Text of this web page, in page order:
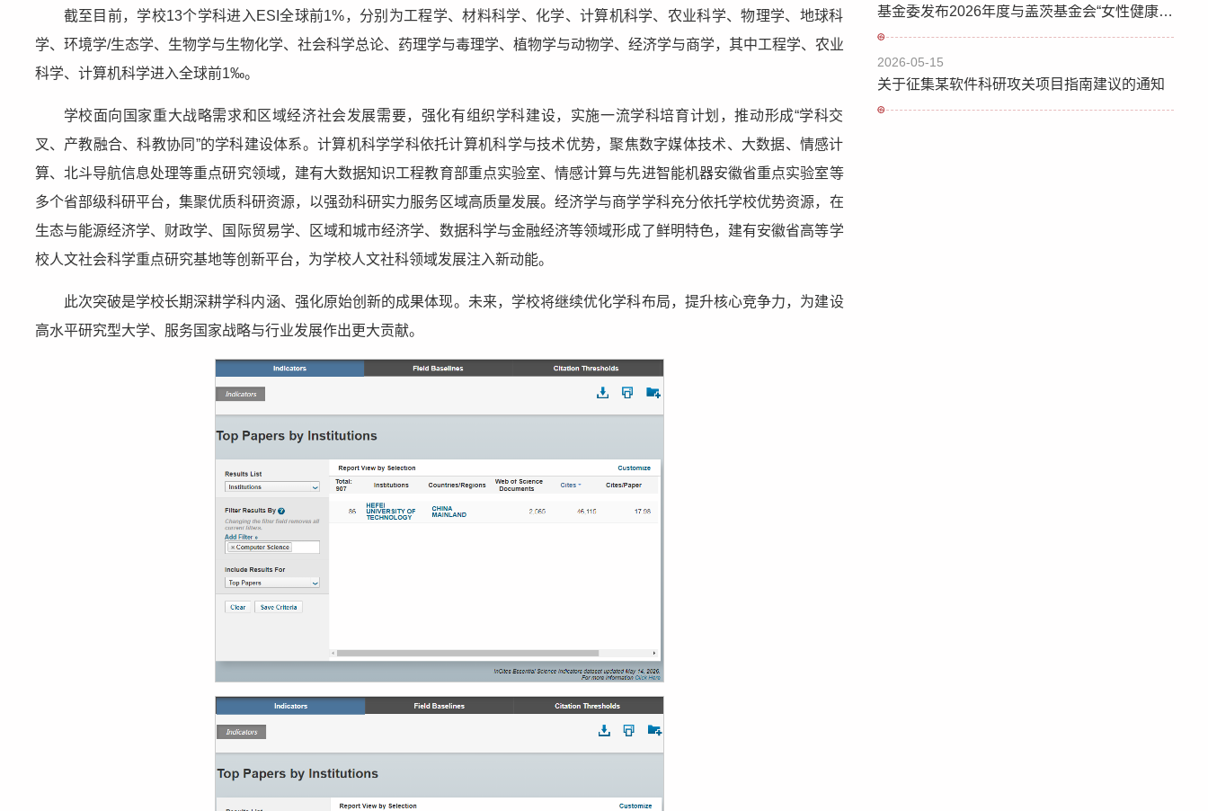
截至目前，学校13个学科进入ESI全球前1%，分别为工程学、材料科学、化学、计算机科学、农业科学、物理学、地球科
学、环境学/生态学、生物学与生物化学、社会科学总论、药理学与毒理学、植物学与动物学、经济学与商学，其中工程学、农业
科学、计算机科学进入全球前1‰。
学校面向国家重大战略需求和区域经济社会发展需要，强化有组织学科建设，实施一流学科培育计划，推动形成“学科交
叉、产教融合、科教协同”的学科建设体系。计算机科学学科依托计算机科学与技术优势，聚焦数字媒体技术、大数据、情感计
算、北斗导航信息处理等重点研究领域，建有大数据知识工程教育部重点实验室、情感计算与先进智能机器安徽省重点实验室等
多个省部级科研平台，集聚优质科研资源，以强劲科研实力服务区域高质量发展。经济学与商学学科充分依托学校优势资源，在
生态与能源经济学、财政学、国际贸易学、区域和城市经济学、数据科学与金融经济等领域形成了鲜明特色，建有安徽省高等学
校人文社会科学重点研究基地等创新平台，为学校人文社科领域发展注入新动能。
此次突破是学校长期深耕学科内涵、强化原始创新的成果体现。未来，学校将继续优化学科布局，提升核心竞争力，为建设
高水平研究型大学、服务国家战略与行业发展作出更大贡献。
基金委发布2026年度与盖茨基金会“女性健康创新”合作研究项目指南
2026-05-15
关于征集某软件科研攻关项目指南建议的通知